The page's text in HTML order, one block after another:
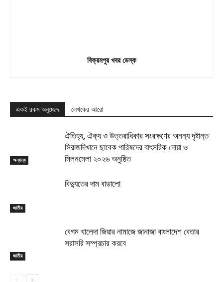
বিক্রমপুর খবর ডেস্ক
একই রকম অনুচ্ছেদ লেখকের আরো
অন্যান্য
ঐতিহ্য, ঐক্য ও উত্তরাধিকার সংরক্ষণের অনন্য দৃষ্টান্ত
সিরাজদিখানে ছাবেক পারিষদের বাৎসরিক দোয়া ও
মিলনমেলা ২০২৬ অনুষ্ঠিত
জাতীয়
বিদ্যুতের দাম বাড়ালো
জাতীয়
বেগম খালেদা জিয়ার নামাজে জানাজা বাংলাদেশ বেতার
সরাসরি সম্প্রচার করবে